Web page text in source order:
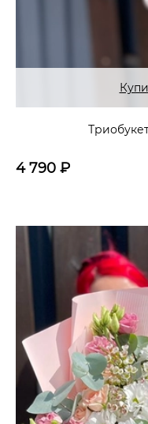
4 790 ₽